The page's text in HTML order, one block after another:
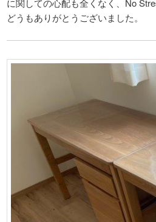
に関しての心配も全くなく、No
どうもありがとうございました。